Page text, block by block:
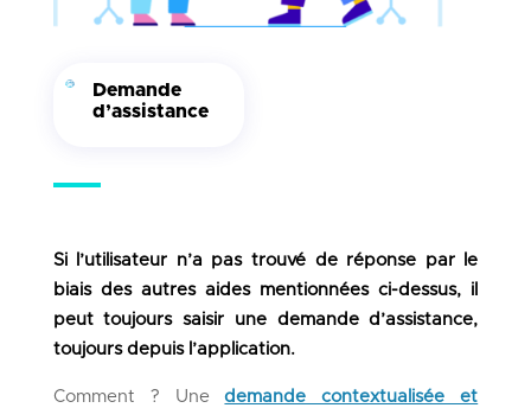
Demande
d’assistance
Si l’utilisateur n’a pas trouvé de réponse par le
biais des autresaides mentionnées ci-dessus, il
peut toujours saisir une demande d’assistance,
toujours depuis l’application.
Comment ? Unedemande contextualisée et